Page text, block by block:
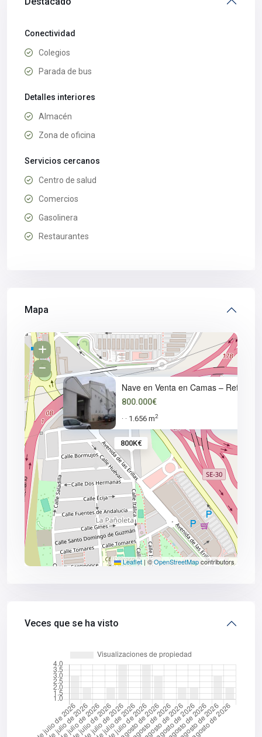
Conectividad
Colegios
Parada de bus
Detalles interiores
Almacén
Zona de oficina
Servicios cercanos
Centro de salud
Comercios
Gasolinera
Restaurantes
Mapa
800K€
Nave en Venta en Camas – Ref.
800.000€
· · 1.656 m2
Leaflet | ©OpenStreetMapcontributors
Veces que se ha visto